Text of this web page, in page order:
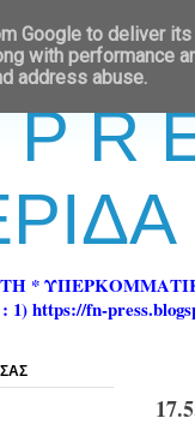
P R
*
fn-
Google to deliver
with performance
address abuse.